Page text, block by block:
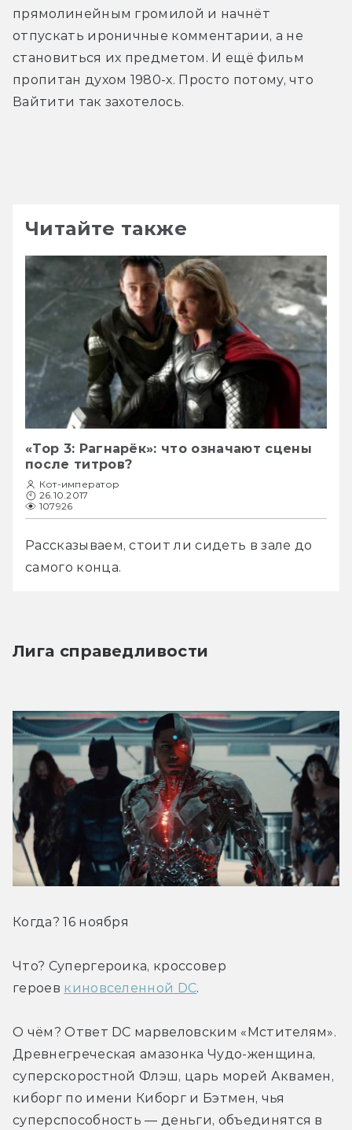
прямолинейным громилой и начнёт
отпускать ироничные комментарии, а не
становиться их предметом. И ещё фильм
пропитан духом 1980-х. Просто потому, что
Вайтити так захотелось.
Читайте также
«Тор 3: Рагнарёк»: что означают сцены
после титров?
Кот-император
26.10.2017
107926
Рассказываем, стоит ли сидеть в зале до
самого конца.
Лига справедливости
Когда? 16 ноября
Что? Супергероика, кроссовер
героев киновселенной DC.
О чём? Ответ DC марвеловским «Мстителям».
Древнегреческая амазонка Чудо-женщина,
суперскоростной Флэш, царь морей Аквамен,
киборг по имени Киборг и Бэтмен, чья
суперспособность — деньги, объединятся в